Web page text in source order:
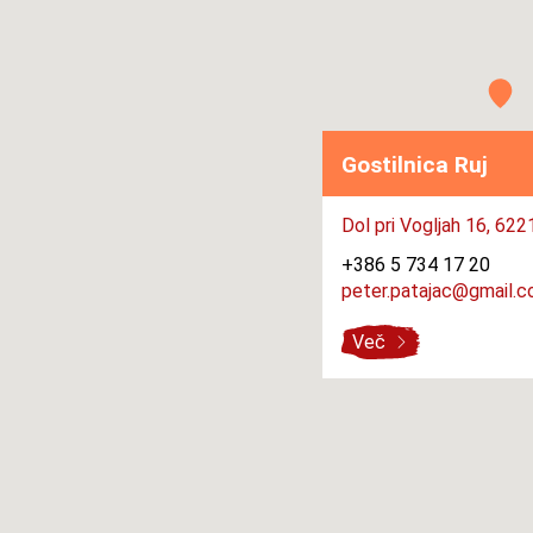
Gostilnica Ruj
Dol pri Vogljah 16,
+386 5 734 17 20
Več